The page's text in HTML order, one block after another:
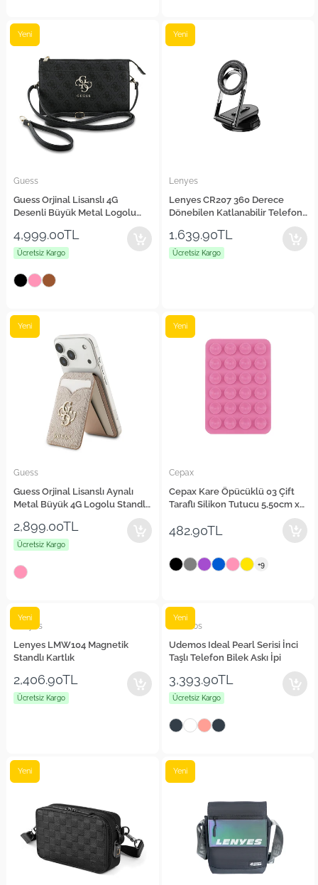
Guess
Guess Orjinal Lisanslı 4G
Desenli Büyük Metal Logolu
Yeni
4,999.00TL
Ücretsiz Kargo
Lenyes
Lenyes CR207 360 Derece
Dönebilen Katlanabilir Telefon
Yeni
1,639.90TL
Ücretsiz Kargo
Guess
Guess Orjinal Lisanslı Aynalı
Metal Büyük 4G Logolu Standlı
Yeni
2,899.00TL
Ücretsiz Kargo
Cepax
Cepax Kare Öpücüklü 03 Çift
Taraflı Silikon Tutucu 5,50cm x
Yeni
482.90TL
+9
Lenyes
Lenyes LMW104 Magnetik
Standlı Kartlık
Yeni
2,406.90TL
Ücretsiz Kargo
Udemos
Udemos Ideal Pearl Serisi İnci
Taşlı Telefon Bilek Askı İpi
Yeni
3,393.90TL
Ücretsiz Kargo
Yeni Yeni